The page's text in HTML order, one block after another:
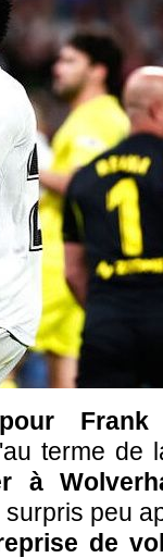
Frank
terme de
à
peu
de